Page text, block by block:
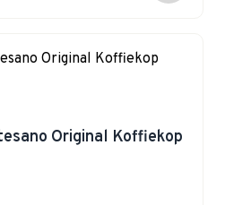
Original Koffiekop